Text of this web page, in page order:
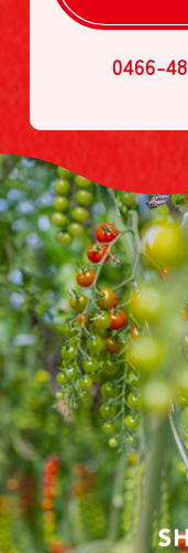
0466-